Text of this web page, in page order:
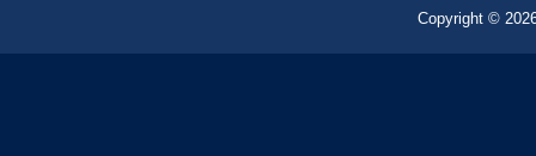
Copyright ©